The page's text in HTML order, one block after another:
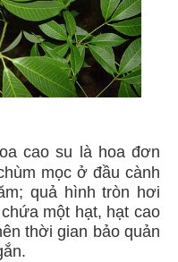
cao su là hoa đơn
mọc ở đầu cành
quả hình tròn hơi
một hạt, hạt cao
thời gian bảo quản